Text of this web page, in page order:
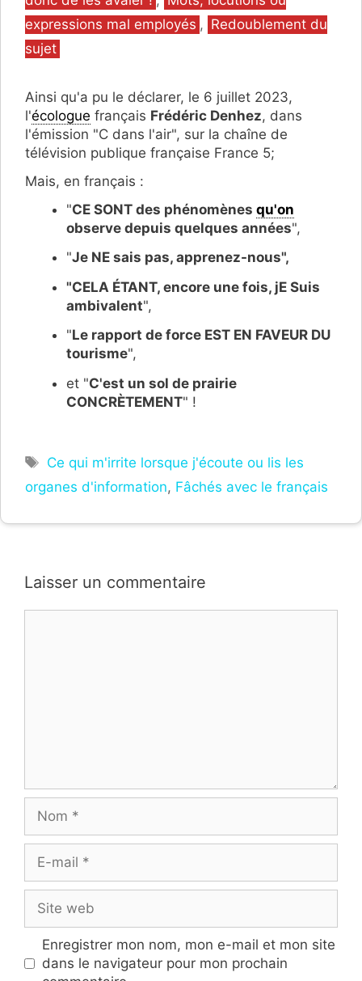
expressions mal employés , Redoublement du
sujet
Ainsi qu'a pu le déclarer, le 6 juillet 2023,
l'écologue français Frédéric Denhez, dans
l'émission "C dans l'air", sur la chaîne de
télévision publique française France 5;
Mais, en français :
"CE SONT des phénomènes qu'on
observe depuis quelques années",
"Je NE sais pas, apprenez-nous",
"CELA ÉTANT, encore une fois, jE Suis
ambivalent",
"Le rapport de force EST EN FAVEUR DU
tourisme",
et "C'est un sol de prairie
CONCRÈTEMENT" !
Étiquettes
Ce qui m'irrite lorsque j'écoute ou lis les
organes d'information, Fâchés avec le français
Laisser un commentaire
mail
web
Enregistrer mon nom, mon e-mail et mon site
dans le navigateur pour mon prochain